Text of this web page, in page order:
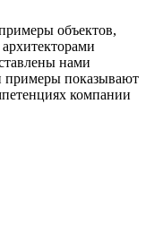
объектов,
нами
примеры показывают
компании